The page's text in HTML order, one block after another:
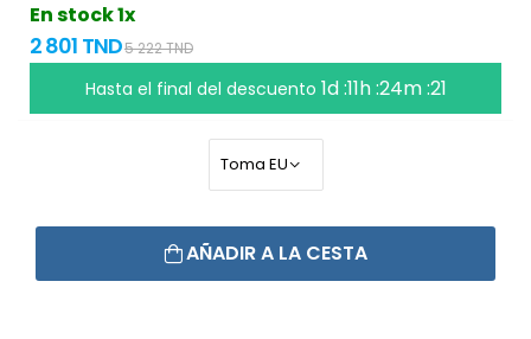
En stock 1x
2 801 TND5 222 TND
Hasta el final del descuento 1d :11h :24m :20
AÑADIR A LA CESTA